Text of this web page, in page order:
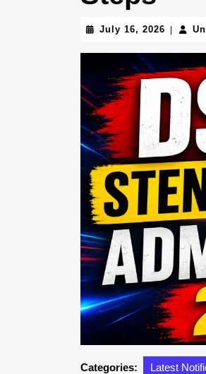
July 16, 2026 July
2026
Categories: Latest